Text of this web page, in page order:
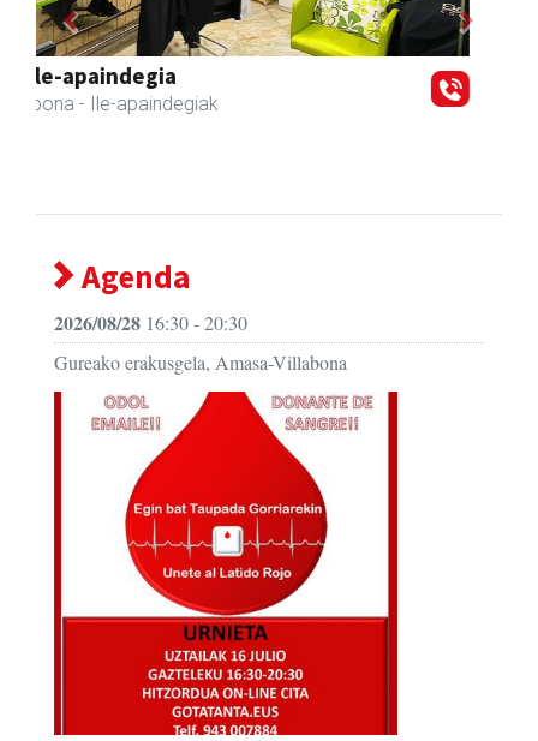
Sahatsa belar-denda eta dietetika zentrua
Amasa-Villabona - Belar-denda
Previous Next
Agenda
2026/08/28 16:30 - 20:30
Gureako erakusgela, Amasa-Villabona